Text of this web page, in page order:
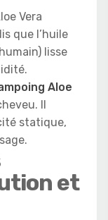
Vera
que l’huile
lisse
Aloe
Il
statique,
et